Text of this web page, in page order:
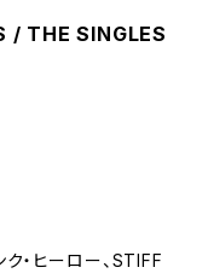
/ THE SINGLES
・ヒーロー、STIFF